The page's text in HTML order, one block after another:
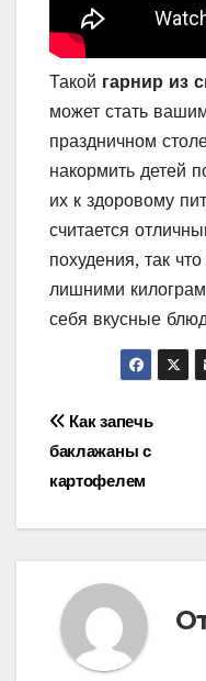
Такой гарнир из
может стать
праздничном
накормить детей
их к здоровому
считается
похудения, так
лишними
себя вкусные
по
записям
Как запечь
баклажаны с
картофелем